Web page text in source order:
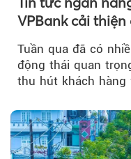
VPBank cải
Tuần qua đã có
động thái quan
thu hút khách hàng